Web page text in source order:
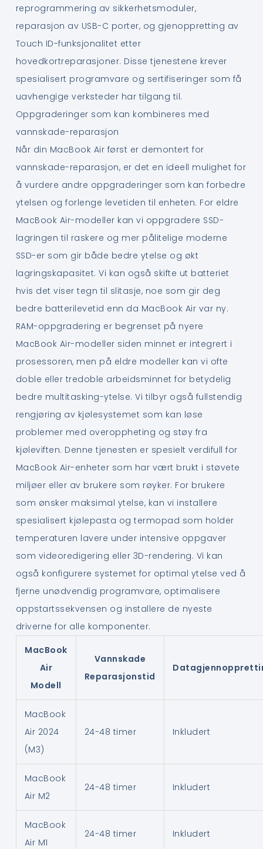
reprogrammering av sikkerhetsmoduler,
reparasjon av USB-C porter, og gjenoppretting av
Touch ID-funksjonalitet etter
hovedkortreparasjoner. Disse tjenestene krever
spesialisert programvare og sertifiseringer som få
uavhengige verksteder har tilgang til.
Oppgraderinger som kan kombineres med
vannskade-reparasjon
Når din MacBook Air først er demontert for
vannskade-reparasjon, er det en ideell mulighet for
å vurdere andre oppgraderinger som kan forbedre
ytelsen og forlenge levetiden til enheten. For eldre
MacBook Air-modeller kan vi oppgradere SSD-
lagringen til raskere og mer pålitelige moderne
SSD-er som gir både bedre ytelse og økt
lagringskapasitet. Vi kan også skifte ut batteriet
hvis det viser tegn til slitasje, noe som gir deg
bedre batterilevetid enn da MacBook Air var ny.
RAM-oppgradering er begrenset på nyere
MacBook Air-modeller siden minnet er integrert i
prosessoren, men på eldre modeller kan vi ofte
doble eller tredoble arbeidsminnet for betydelig
bedre multitasking-ytelse. Vi tilbyr også fullstendig
rengjøring av kjølesystemet som kan løse
problemer med overoppheting og støy fra
kjøleviften. Denne tjenesten er spesielt verdifull for
MacBook Air-enheter som har vært brukt i støvete
miljøer eller av brukere som røyker. For brukere
som ønsker maksimal ytelse, kan vi installere
spesialisert kjølepasta og termopad som holder
temperaturen lavere under intensive oppgaver
som videoredigering eller 3D-rendering. Vi kan
også konfigurere systemet for optimal ytelse ved å
fjerne unødvendig programvare, optimalisere
oppstartssekvensen og installere de nyeste
driverne for alle komponenter.
MacBook
Air
Modell
Vannskade
Reparasjonstid
MacBook
Air 2024
(M3)
24-48 timer Inkludert
MacBook
Air M2
24-48 timer Inkludert
MacBook
Air M1
24-48 timer Inkludert